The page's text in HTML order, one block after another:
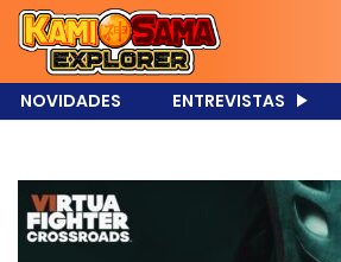
NOVIDADES ENTREVISTAS